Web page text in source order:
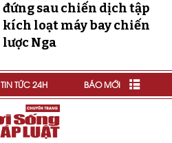
đứng sau chiến dịch tập
kích loạt máy bay chiến
lược Nga
TIN TỨC 24H BÁO MỚI